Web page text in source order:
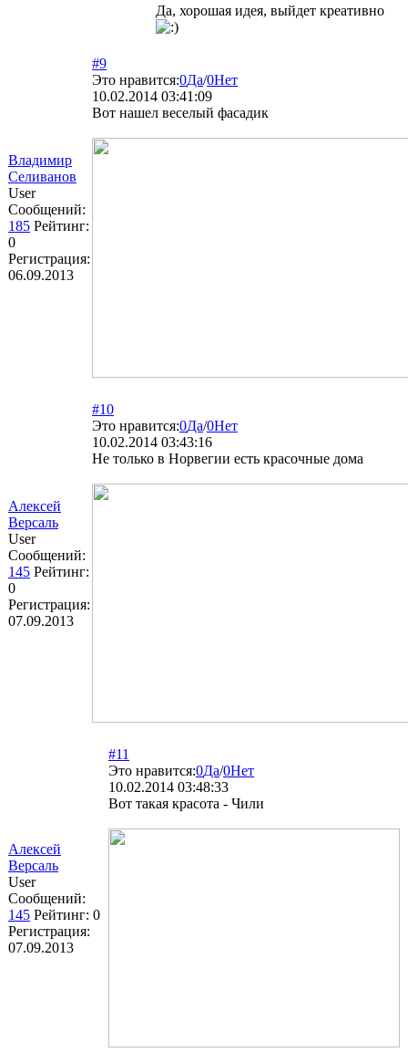
Да, хорошая идея, выйдет креативно
Владимир
Селиванов
User
Сообщений:
185 Рейтинг:
0
Регистрация:
06.09.2013
#9
Это нравится:0Да/0Нет
10.02.2014 03:41:09
Вот нашел веселый фасадик
Алексей
Версаль
User
Сообщений:
145 Рейтинг:
0
Регистрация:
07.09.2013
#10
Это нравится:0Да/0Нет
10.02.2014 03:43:16
Не только в Норвегии есть красочные дома
Алексей
Версаль
User
Сообщений:
145 Рейтинг: 0
Регистрация:
07.09.2013
#11
Это нравится:0Да/0Нет
10.02.2014 03:48:33
Вот такая красота - Чили